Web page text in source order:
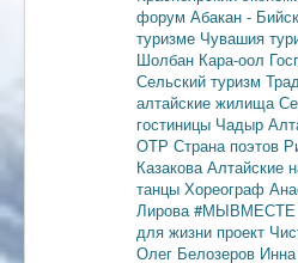
форум Абакан - Бийск
туризме Чувашия
Шолбан Кара-оол
Сельский туризм
алтайские жилища
гостиницы Чадыр
ОТР Страна поэтов
Казакова Алтайские
танцы Хореограф
Лирова #МЫВМЕСТЕ
для жизни проект
Олег Белозеров